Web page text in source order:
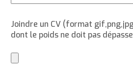
Joindre un CV (format
dont le poids ne doit pas